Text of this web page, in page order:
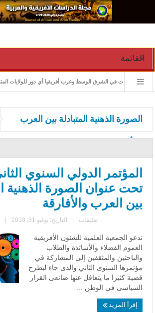
القائمة
ادارة الأزمات في الشرق الوسط وغرب أفريقيا أي دور للولايات
الصورة الذهنية المتبادلة بين العرب
المؤتمر الدولي السنوي
تحت عنوان الصورة الذهنية
بين العرب والأفارقة
| التاريخ: يوليو 31, 2018 | ٠ تعليقات
تدعو الجمعية العلمية للشئون الأفريقية
العموم الفضلاء والأساتذة والطلاب
والباحثين والمثقفين إلى المشاركة في
مؤتمرها السنوى الثاني والذى جاء ليطرح
قضية كثيرا ما يتغافل عنها صانعى القرار
السياسى في الوطن ...
إقرأ المزيد